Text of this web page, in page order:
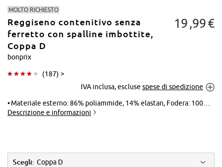
MOLTO RICHIESTO
Reggiseno contenitivo senza
ferretto con spalline imbottite,
Coppa D
bonprix
(187) >
19 99€
IVA inclusa, escluse spese di spedizione
Materiale esterno: 86% poliammide, 14% elastan, Fodera: 100% cotone, Pizzo: 86% poliammide, 14% elastan, Inserto: 100% poliammide
Descrizione e informazioni
Scegli: Coppa D